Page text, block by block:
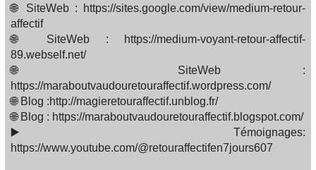
🌐 SiteWeb : https://sites.google.com/view/medium-retour-
affectif
🌐 SiteWeb : https://medium-voyant-retour-affectif-
89.webself.net/
🌐 SiteWeb :
https://maraboutvaudouretouraffectif.wordpress.com/
🌐 Blog :http://magieretouraffectif.unblog.fr/
🌐 Blog : https://maraboutvaudouretouraffectif.blogspot.com/
▶️ Témoignages:
https://www.youtube.com/@retouraffectifen7jours607